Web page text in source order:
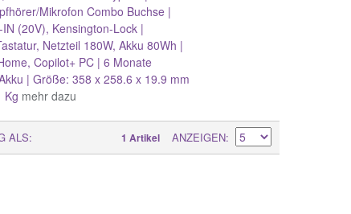
Mikrofon Combo Buchse |
(20V), Kensington-Lock |
Netzteil 180W, Akku 80Wh |
Copilot+ PC | 6 Monate
| Größe: 358 x 258.6 x 19.9 mm
Kg mehr dazu
ALS 1 Artikel ANZEIGEN